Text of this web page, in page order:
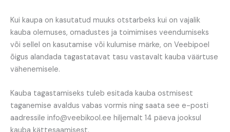
Kui kaupa on kasutatud muuks otstarbeks kui on vajalik
kauba olemuses, omadustes ja toimimises veendumiseks
või sellel on kasutamise või kulumise märke, on Veebipoel
õigus alandada tagastatavat tasu vastavalt kauba väärtuse
vähenemisele.
Kauba tagastamiseks tuleb esitada kauba ostmisest
taganemise avaldus vabas vormis ning saata see e-posti
aadressile info@veebikool.ee hiljemalt 14 päeva jooksul